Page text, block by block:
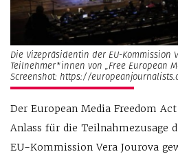
Die Vizepräsidentin der EU-Kommission
Teilnehmer*innen von „Free European
Screenshot: https://
Der European Media Freedom
Anlass für die Teilnahmezusage
EU-Kommission Vera Jourova